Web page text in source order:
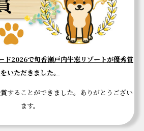
ド2026で旬香瀬戸内牛窓リゾートが優秀賞
をいただきました。
することができました。ありがとうござい
ます。